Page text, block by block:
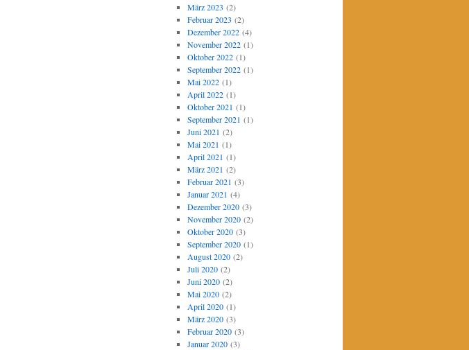
März 2023 (2)
Februar 2023 (2)
Dezember 2022(4)
November 2022(1)
Oktober 2022(1)
September 2022(1)
Mai 2022(1)
April 2022(1)
Oktober 2021 (1)
September 2021 (1)
Juni 2021 (2)
Mai 2021 (1)
April 2021 (1)
März 2021 (2)
Februar 2021 (3)
Januar 2021 (4)
Dezember 2020(3)
November 2020(2)
Oktober 2020(3)
September 2020(1)
August 2020(2)
Juli 2020(2)
Juni 2020(2)
Mai 2020(2)
April 2020(1)
März 2020(3)
Februar 2020(3)
Januar 2020(3)